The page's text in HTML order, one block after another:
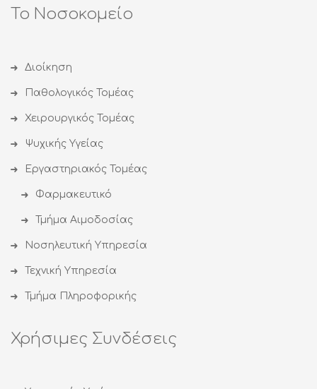
Το Νοσοκομείο
Διοίκηση
Παθολογικός Τομέας
Χειρουργικός Τομέας
Ψυχικής Υγείας
Εργαστηριακός Τομέας
Φαρμακευτικό
Τμήμα Αιμοδοσίας
Νοσηλευτική Υπηρεσία
Τεχνική Υπηρεσία
Τμήμα Πληροφορικής
Χρήσιμες Συνδέσεις